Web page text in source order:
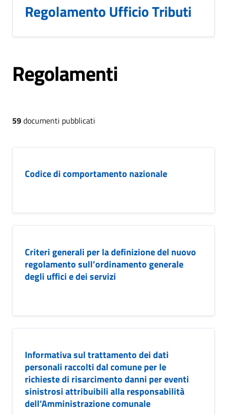
Regolamento Ufficio Tributi
Regolamenti
59documenti pubblicati
Codice di comportamento nazionale
Criteri generali per la definizione del nuovo
regolamento sull’ordinamento generale
degli uffici e dei servizi
Informativa sul trattamento dei dati
personali raccolti dal comune per le
richieste di risarcimento danni per eventi
sinistrosi attribuibili alla responsabilità
dell’Amministrazione comunale